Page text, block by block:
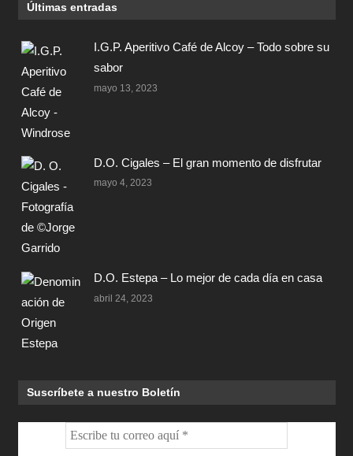
Últimas entradas
I.G.P. Aperitivo Café de Alcoy – Todo sobre su
sabor
mayo 13, 2023
D.O. Cigales – El gran momento de disfrutar
mayo 4, 2023
D.O. Estepa – Lo mejor de cada día en casa
abril 24, 2023
Suscríbete a nuestro Boletín